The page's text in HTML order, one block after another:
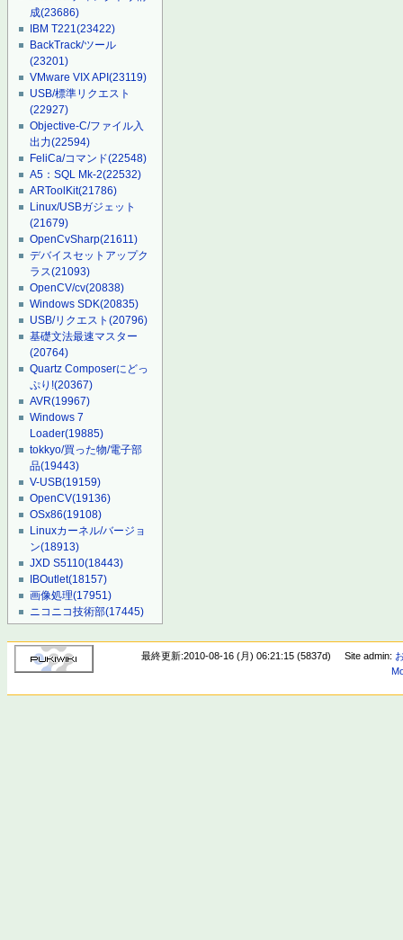
成(23686)
IBM T221(23422)
BackTrack/ツール
(23201)
VMware VIX API(23119)
USB/標準リクエスト
(22927)
Objective-C/ファイル入
出力(22594)
FeliCa/コマンド(22548)
A5：SQL Mk-2(22532)
ARToolKit(21786)
Linux/USBガジェット
(21679)
OpenCvSharp(21611)
デバイスセットアップク
ラス(21093)
OpenCV/cv(20838)
Windows SDK(20835)
USB/リクエスト(20796)
基礎文法最速マスター
(20764)
Quartz Composerにどっ
ぷり!(20367)
AVR(19967)
Windows 7
Loader(19885)
tokkyo/買った物/電子部
品(19443)
V-USB(19159)
OpenCV(19136)
OSx86(19108)
Linuxカーネル/バージョ
ン(18913)
JXD S5110(18443)
IBOutlet(18157)
画像処理(17951)
ニコニコ技術部(17445)
最終更新:2010-08-16 (月) 06:21:15 (5837d) Site admin: